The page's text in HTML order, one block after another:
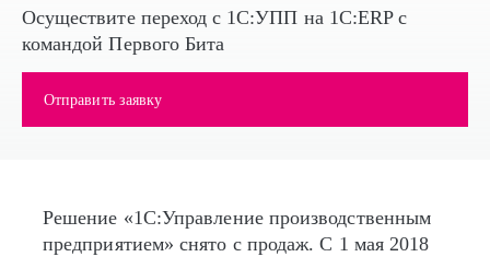
Осуществите переход с 1С:УПП на 1С:ERP с
командой Первого Бита
Отправить заявку
Решение «1С:Управление производственным
предприятием» снято с продаж. С 1 мая 2018